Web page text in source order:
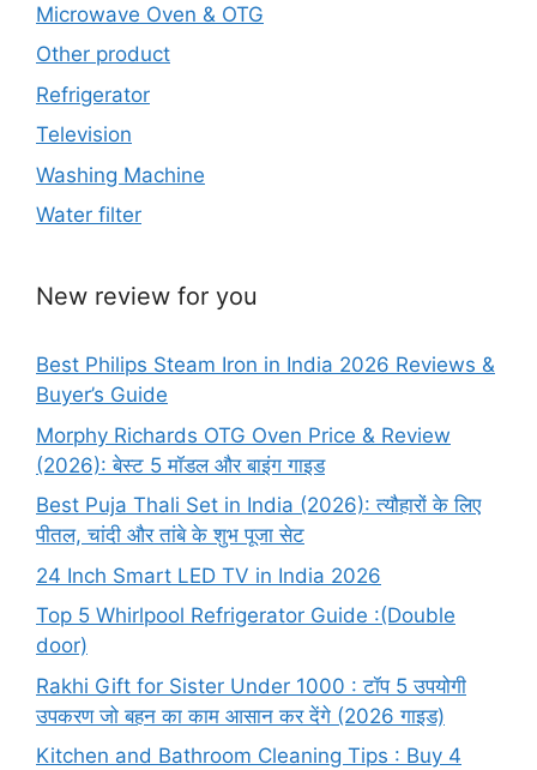
Microwave Oven & OTG
Other product
Refrigerator
Television
Washing Machine
Water filter
New review for you
Best Philips Steam Iron in India 2026 Reviews &
Buyer’s Guide
Morphy Richards OTG Oven Price & Review
(2026): बेस्ट 5 मॉडल और बाइंग गाइड
Best Puja Thali Set in India (2026): त्यौहारों के लिए
पीतल, चांदी और तांबे के शुभ पूजा सेट
24 Inch Smart LED TV in India 2026
Top 5 Whirlpool Refrigerator Guide :(Double
door)
Rakhi Gift for Sister Under 1000 : टॉप 5 उपयोगी
उपकरण जो बहन का काम आसान कर देंगे (2026 गाइड)
Kitchen and Bathroom Cleaning Tips : Buy 4